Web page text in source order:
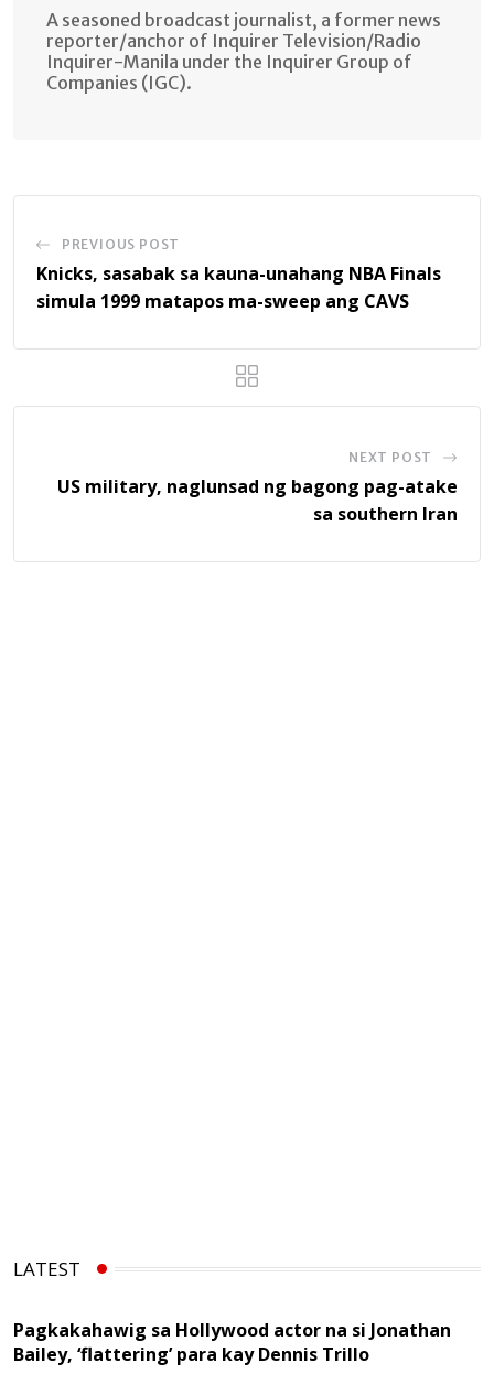
A seasoned broadcast journalist, a former news
reporter/anchor of Inquirer Television/Radio
Inquirer-Manila under the Inquirer Group of
Companies (IGC).
PREVIOUS POST
Knicks, sasabak sa kauna-unahang NBA Finals
simula 1999 matapos ma-sweep ang CAVS
NEXT POST
US military, naglunsad ng bagong pag-atake
sa southern Iran
LATEST
Pagkakahawig sa Hollywood actor na si Jonathan
Bailey, ‘flattering’ para kay Dennis Trillo